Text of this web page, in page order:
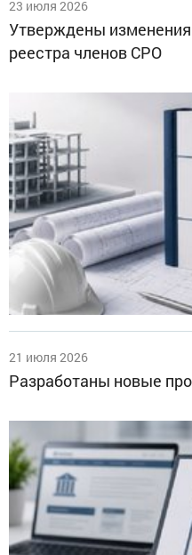
23 июля 2026
Утверждены
реестра членов СРО
21 июля 2026
Разработаны новые